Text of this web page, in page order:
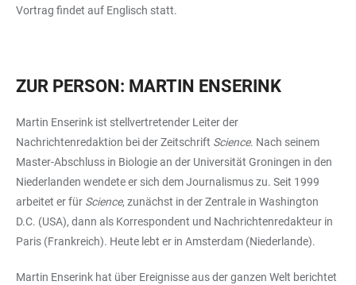
Vortrag findet auf Englisch statt.
ZUR PERSON: MARTIN ENSERINK
Martin Enserink ist stellvertretender Leiter der
Nachrichtenredaktion bei der Zeitschrift Science. Nach seinem
Master-Abschluss in Biologie an der Universität Groningen in den
Niederlanden wendete er sich dem Journalismus zu. Seit 1999
arbeitet er für Science, zunächst in der Zentrale in Washington
D.C. (USA), dann als Korrespondent und Nachrichtenredakteur in
Paris (Frankreich). Heute lebt er in Amsterdam (Niederlande).
Martin Enserink hat über Ereignisse aus der ganzen Welt berichtet